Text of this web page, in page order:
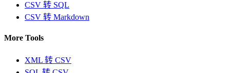
CSV 转 SQL
CSV 转 Markdown
More Tools
XML 转 CSV